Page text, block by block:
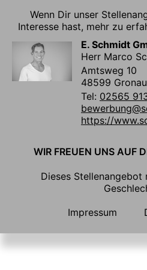
Wenn Dir unser
Interesse hast, mehr zu
E. Schmidt
Herr Marco
Amtsweg 10
48599 Gronau
Tel: 02565
https://
WIR FREUEN UNS AUF
Dieses
Impressum